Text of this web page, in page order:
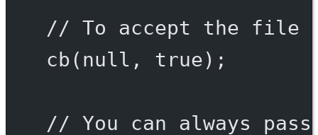
// To accept the file
cb( null , true);
// You can always